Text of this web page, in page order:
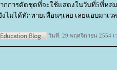
การตัดชุดที่จะใช้แสดงในวันที่5ที่หล่ม
ไม่ได้ทักทายเพื่อนๆเลย เลยแอบมาเ
วันที่: 29 พฤศจิกายน 2554 เ